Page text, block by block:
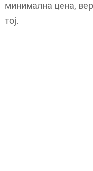
минимална цена,
тој.